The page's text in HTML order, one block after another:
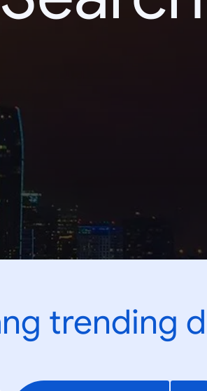
trending